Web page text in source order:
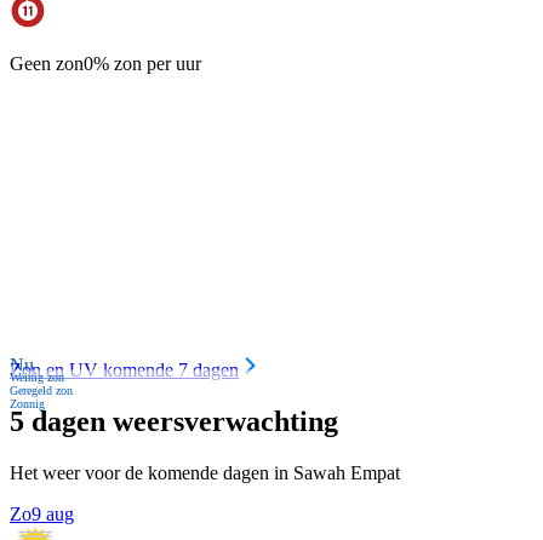
Geen zon0% zon per uur
Nu
Weinig zon
Geregeld zon
Zonnig
Zon en UV komende 7 dagen
5 dagen weersverwachting
Het weer voor de komende dagen in Sawah Empat
Zo9 aug